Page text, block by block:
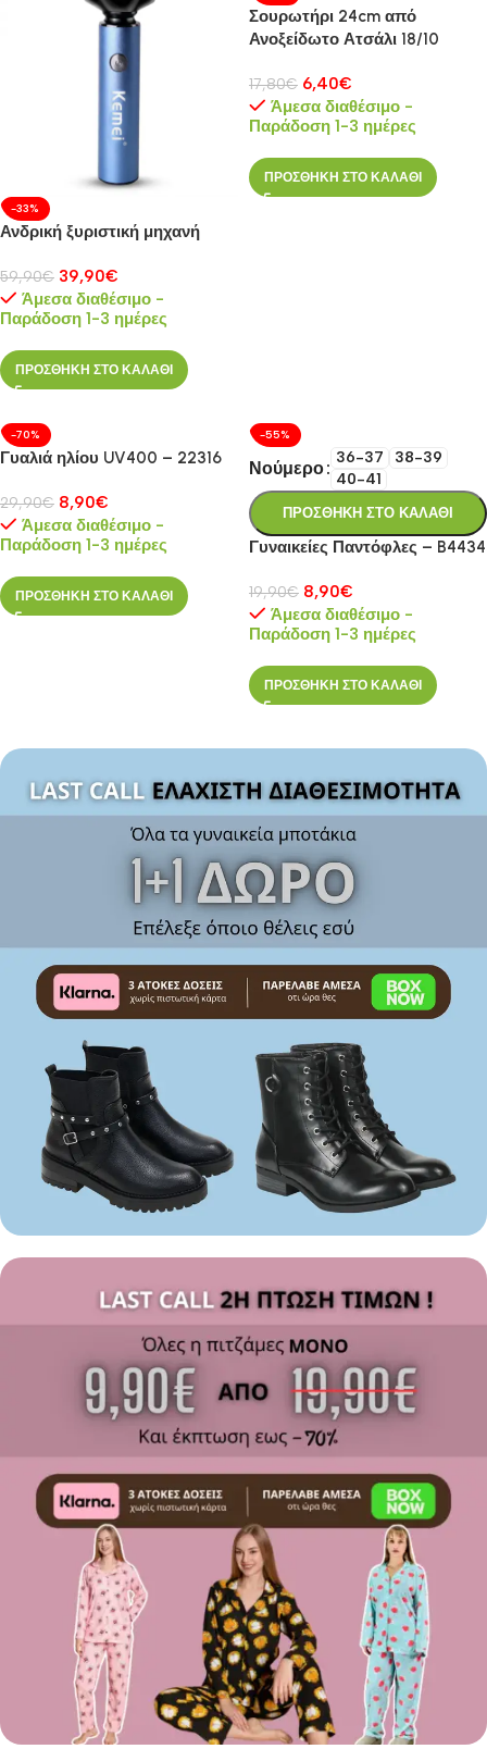
-33%
Ανδρική ξυριστική μηχανή
59,90€ 39,90€
Άμεσα διαθέσιμο -
Παράδοση 1-3 ημέρες
ΠΡΟΣΘΗΚΗ ΣΤΟ ΚΑΛΑΘΙ
Σουρωτήρι 24cm από
Ανοξείδωτο Ατσάλι 18/10
17,80€ 6,40€
Άμεσα διαθέσιμο -
Παράδοση 1-3 ημέρες
ΠΡΟΣΘΗΚΗ ΣΤΟ ΚΑΛΑΘΙ
-70%
Γυαλιά ηλίου UV400 – 22316
29,90€ 8,90€
Άμεσα διαθέσιμο -
Παράδοση 1-3 ημέρες
ΠΡΟΣΘΗΚΗ ΣΤΟ ΚΑΛΑΘΙ
-55%
Νούμερο
36-37
38-39
40-41
ΠΡΟΣΘΗΚΗ ΣΤΟ ΚΑΛΑΘΙ
Γυναικείες Παντόφλες – B4434
19,90€ 8,90€
Άμεσα διαθέσιμο -
Παράδοση 1-3 ημέρες
ΠΡΟΣΘΗΚΗ ΣΤΟ ΚΑΛΑΘΙ